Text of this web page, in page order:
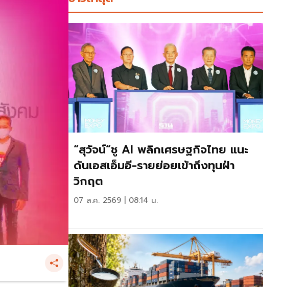
“สุวัจน์”ชู AI พลิกเศรษฐกิจไทย แนะ
ดันเอสเอ็มอี-รายย่อยเข้าถึงทุนฝ่า
วิกฤต
07 ส.ค. 2569 | 08:14 น.